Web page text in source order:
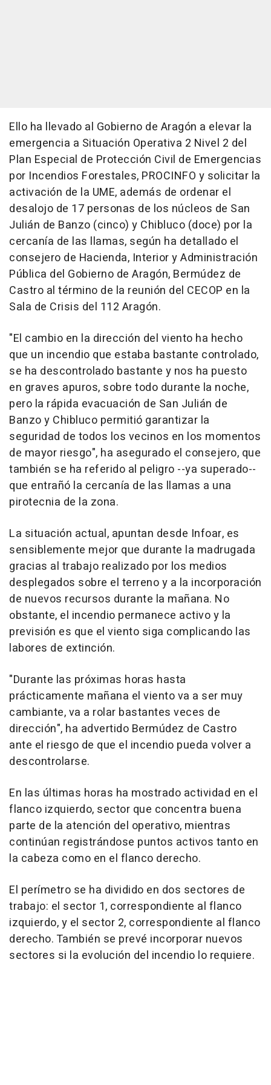
Ello ha llevado al Gobierno de Aragón a elevar la
emergencia a Situación Operativa 2 Nivel 2 del
Plan Especial de Protección Civil de Emergencias
por Incendios Forestales, PROCINFO y solicitar la
activación de la UME, además de ordenar el
desalojo de 17 personas de los núcleos de San
Julián de Banzo (cinco) y Chibluco (doce) por la
cercanía de las llamas, según ha detallado el
consejero de Hacienda, Interior y Administración
Pública del Gobierno de Aragón, Bermúdez de
Castro al término de la reunión del CECOP en la
Sala de Crisis del 112 Aragón.
"El cambio en la dirección del viento ha hecho
que un incendio que estaba bastante controlado,
se ha descontrolado bastante y nos ha puesto
en graves apuros, sobre todo durante la noche,
pero la rápida evacuación de San Julián de
Banzo y Chibluco permitió garantizar la
seguridad de todos los vecinos en los momentos
de mayor riesgo", ha asegurado el consejero, que
también se ha referido al peligro --ya superado--
que entrañó la cercanía de las llamas a una
pirotecnia de la zona.
La situación actual, apuntan desde Infoar, es
sensiblemente mejor que durante la madrugada
gracias al trabajo realizado por los medios
desplegados sobre el terreno y a la incorporación
de nuevos recursos durante la mañana. No
obstante, el incendio permanece activo y la
previsión es que el viento siga complicando las
labores de extinción.
"Durante las próximas horas hasta
prácticamente mañana el viento va a ser muy
cambiante, va a rolar bastantes veces de
dirección", ha advertido Bermúdez de Castro
ante el riesgo de que el incendio pueda volver a
descontrolarse.
En las últimas horas ha mostrado actividad en el
flanco izquierdo, sector que concentra buena
parte de la atención del operativo, mientras
continúan registrándose puntos activos tanto en
la cabeza como en el flanco derecho.
El perímetro se ha dividido en dos sectores de
trabajo: el sector 1, correspondiente al flanco
izquierdo, y el sector 2, correspondiente al flanco
derecho. También se prevé incorporar nuevos
sectores si la evolución del incendio lo requiere.